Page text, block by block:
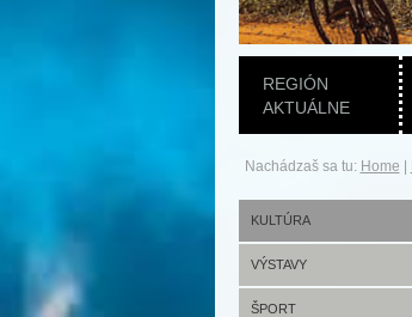
REGIÓN
AKTUÁLNE
Nachádzaš sa tu: Home
KULTÚRA
VÝSTAVY
ŠPORT